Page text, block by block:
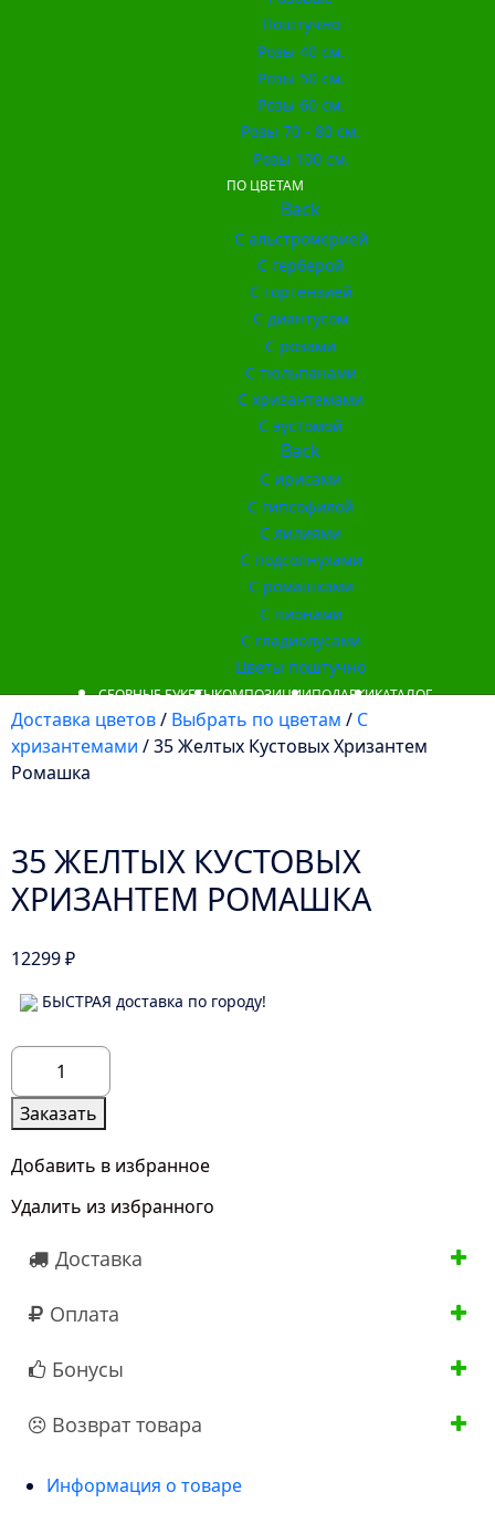
Поштучно
Розы 40 см.
Розы 50 см.
Розы 60 см.
Розы 70 - 80 см.
Розы 100 см.
ПО ЦВЕТАМ
Back
С альстромерией
С герберой
С гортензией
С диантусом
С розами
С тюльпанами
С хризантемами
С эустомой
Back
С ирисами
С гипсофилой
С лилиями
С подсолнухами
С ромашками
С пионами
С гладиолусами
Цветы поштучно
СБОРНЫЕ БУКЕТЫКОМПОЗИЦИИПОДАРКИКАТАЛОГ
Доставка цветов/ Выбрать по цветам / С
хризантемами / 35 Желтых Кустовых Хризантем
Ромашка
35 ЖЕЛТЫХ КУСТОВЫХ
ХРИЗАНТЕМ РОМАШКА
12299₽
БЫСТРАЯ доставка по городу!
Количество
товара
35
Желтых
Кустовых
Ромашка
Заказать
Добавить в избранное
Удалить из избранного
Доставка
Оплата
Бонусы
Возврат товара
Информация о товаре